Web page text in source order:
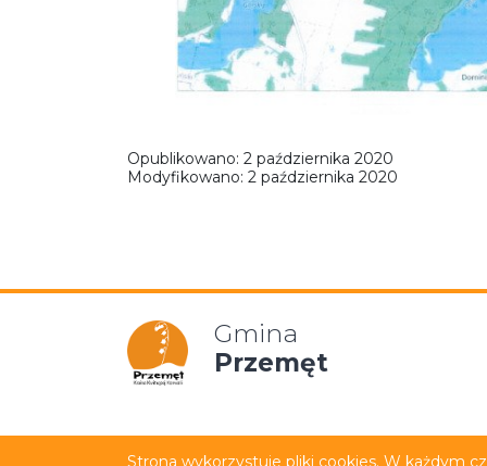
Opublikowano: 2 października 2020
Modyfikowano: 2 października 2020
Gmina
Przemęt
Mapa strony Polityka
Strona wykorzystuje pliki cookies. W każdym